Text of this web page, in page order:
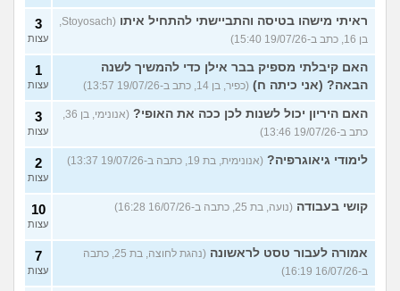
ראיתי מישהו בטיסה והתביישתי להתחיל איתו
(Stoyosach,
בן 16, כתב ב-19/07/26 15:40)
3
עצות
האם קיבלתי מספיק בבר אילן כדי להמשיך לשנה
הבאה? (אני כיתה ח) (כפיר, בן 14, כתב ב-19/07/26 13:57)
1
עצות
האם היריון יכול לשנות לכן ככה את האופי?
(אנונימי, בן 36,
כתב ב-19/07/26 13:46)
3
עצות
לימודי גיאוגרפיה? (אנונימית, בת 19, כתבה ב-19/07/26 13:37) 2
עצות
קושי בעבודה (נועה, בת 25, כתבה ב-16/07/26 16:28) 10
עצות
אמורה לעבור טסט לראשונה
(נהגת לחוצה, בת 25, כתבה
ב-16/07/26 16:19)
7
עצות